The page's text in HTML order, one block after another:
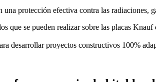
una protección efectiva contra las radiaciones,
que se pueden realizar sobre las placas
proyectos constructivos 100%